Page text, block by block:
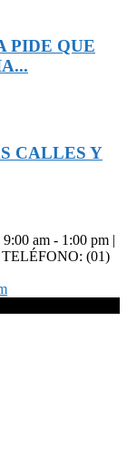
PIDE QUE
CALLES Y
am - 1:00 pm |
TELÉFONO: (01)